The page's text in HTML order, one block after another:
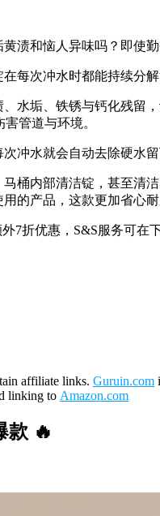
渍和恼人异味吗？即使
每次冲水时都能持续分
水垢、铁锈与钙化残留
害管道与环境。
冲水就会自动去除硬水
桶内部清洁锭，甚至清
的产品，这款更加省心耐
7折优惠，S&S服务可在
affiliate links. Guruin.com
linking to Amazon.com
款 🔥